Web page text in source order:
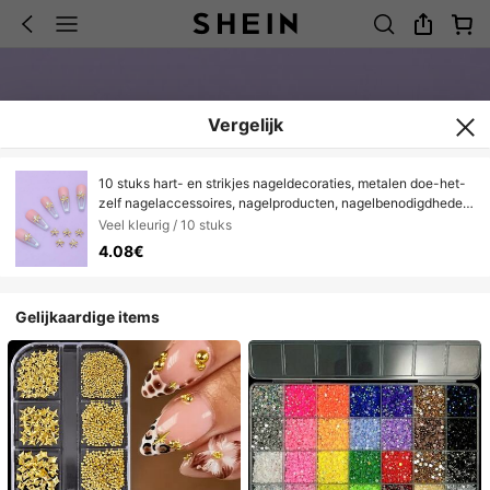
Vergelijk
10 stuks hart- en strikjes nageldecoraties, metalen doe-het-
zelf nagelaccessoires, nagelproducten, nagelbenodigdheden,
nagelsieraden, nagelsieraden
Veel kleurig / 10 stuks
4.08€
Gelijkaardige items